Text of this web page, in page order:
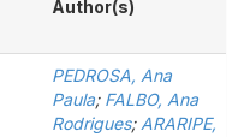
Author(s)
PEDROSA, Ana
Paula; FALBO, Ana
Rodrigues; ARARIPE,